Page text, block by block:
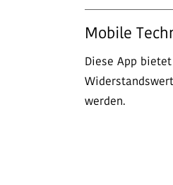
Mobile
Diese App
werden.